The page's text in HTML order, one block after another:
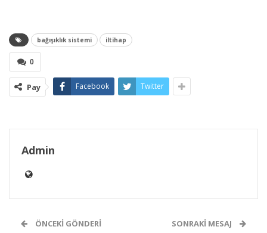
bağışıklık sistemi iltihap
0
Pay Facebook Twitter
Admin
ÖNCEKI GÖNDERI SONRAKI MESAJ